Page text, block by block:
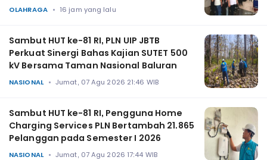
OLAHRAGA 16 jam yang lalu
Sambut HUT ke-81 RI, PLN UIP JBTB
Perkuat Sinergi Bahas Kajian SUTET 500
kV Bersama Taman Nasional Baluran
NASIONAL Jumat, 07 Agu 2026 21:46 WIB
Sambut HUT ke-81 RI, Pengguna Home
Charging Services PLN Bertambah 21.865
Pelanggan pada Semester I 2026
NASIONAL Jumat, 07 Agu 2026 17:44 WIB